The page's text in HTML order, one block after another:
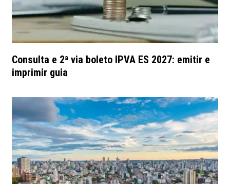
Consulta e 2ª via boleto IPVA ES 2027: emitir e
imprimir guia